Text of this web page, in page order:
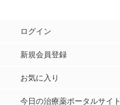
ログイン
新規会員登録
お気に入り
今日の治療薬ポータルサイト